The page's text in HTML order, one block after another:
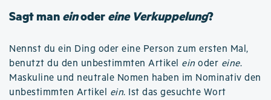
Sagt maneinodereine Verkuppelung?
Nennst du ein Ding oder eine Person zum ersten Mal,
benutzt du den unbestimmten Artikel ein oder eine.
Maskuline und neutrale Nomen haben im Nominativ den
unbestimmten Artikel ein. Ist das gesuchte Wort